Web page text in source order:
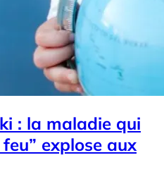
: la maladie qui
explose aux